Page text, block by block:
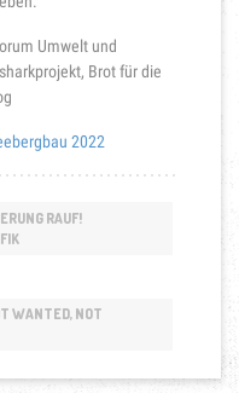
Umwelt und
Brot für die
2022
RAUF!
WANTED, NOT